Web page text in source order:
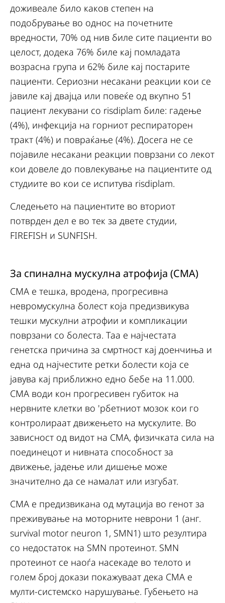
доживеале било каков степен на
подобрување во однос на почетните
вредности, 70% од нив биле сите пациенти во
целост, додека 76% биле кај помладата
возрасна група и 62% биле кај постарите
пациенти. Сериозни несакани реакции кои се
јавиле кај двајца или повеќе од вкупно 51
пациент лекувани со risdiplam биле: гадење
(4%), инфекција на горниот респираторен
тракт (4%) и повраќање (4%). Досега не се
појавиле несакани реакции поврзани со лекот
кои довеле до повлекување на пациентите од
студиите во кои се испитува risdiplam.
Следењето на пациентите во вториот
потврден дел е во тек за двете студии,
FIREFISH и SUNFISH.
За спинална мускулна атрофија (СМА)
СМА е тешка, вродена, прогресивна
невромускулна болест која предизвикува
тешки мускулни атрофии и компликации
поврзани со болеста. Таа е најчестата
генетска причина за смртност кај доенчиња и
една од најчестите ретки болести која се
јавува кај приближно едно бебе на 11.000.
СМА води кон прогресивен губиток на
нервните клетки во 'рбетниот мозок кои го
контролираат движењето на мускулите. Во
зависност од видот на СМА, физичката сила на
поединецот и нивната способност за
движење, јадење или дишење може
значително да се намалат или изгубат.
СМА е предизвикана од мутација во генот за
преживување на моторните неврони 1 (анг.
survival motor neuron 1, SMN1) што резултира
со недостаток на SMN протеинот. SMN
протеинот се наоѓа насекаде во телото и
голем број докази покажуваат дека СМА е
мулти-системско нарушување. Губењето на